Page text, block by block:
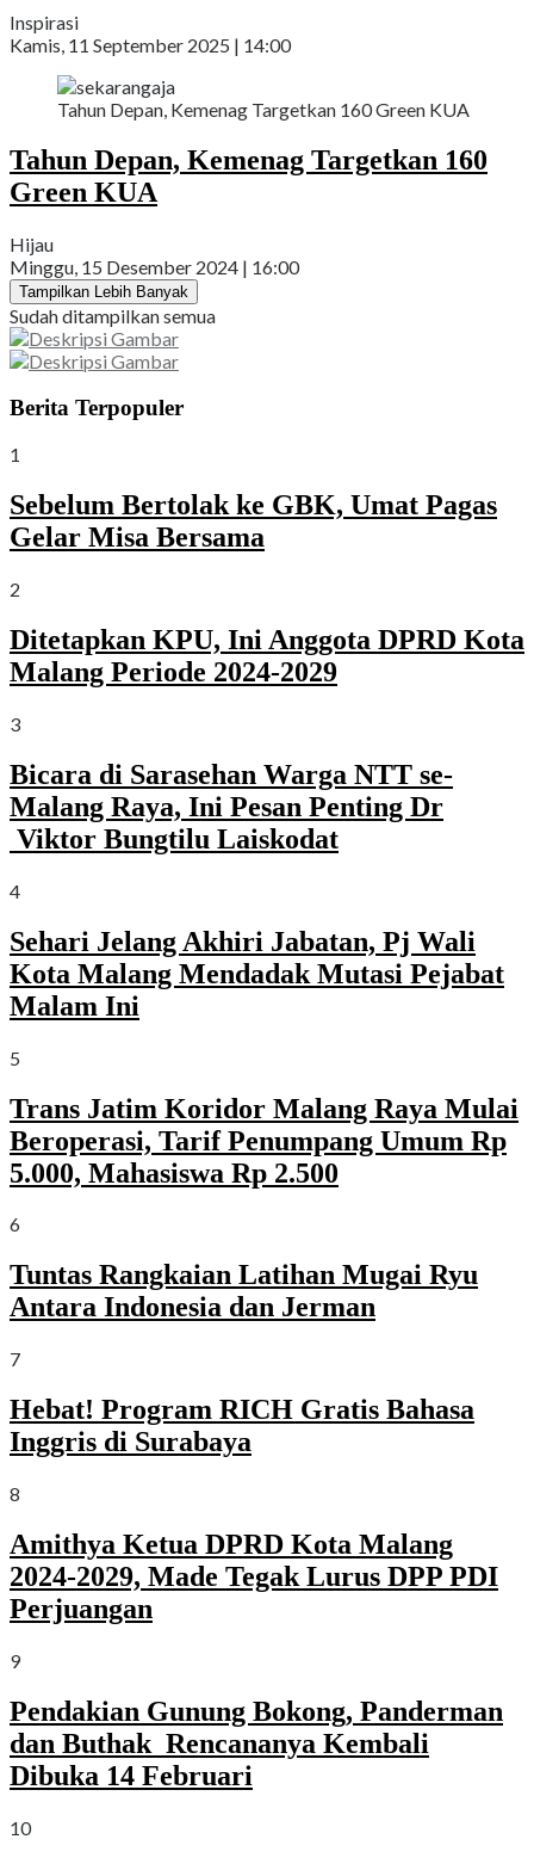
Inspirasi
Kamis, 11 September 2025 | 14:00
Tahun Depan, Kemenag Targetkan 160 Green KUA
Tahun Depan, Kemenag Targetkan 160
Green KUA
Hijau
Minggu, 15 Desember 2024 | 16:00
Tampilkan Lebih Banyak
Sudah ditampilkan semua
Berita Terpopuler
1
Sebelum Bertolak ke GBK, Umat Pagas
Gelar Misa Bersama
2
Ditetapkan KPU, Ini Anggota DPRD Kota
Malang Periode 2024-2029
3
Bicara di Sarasehan Warga NTT se-
Malang Raya, Ini Pesan Penting Dr
Viktor Bungtilu Laiskodat
4
Sehari Jelang Akhiri Jabatan, Pj Wali
Kota Malang Mendadak Mutasi Pejabat
Malam Ini
5
Trans Jatim Koridor Malang Raya Mulai
Beroperasi, Tarif Penumpang Umum Rp
5.000, Mahasiswa Rp 2.500
6
Tuntas Rangkaian Latihan Mugai Ryu
Antara Indonesia dan Jerman
7
Hebat! Program RICH Gratis Bahasa
Inggris di Surabaya
8
Amithya Ketua DPRD Kota Malang
2024-2029, Made Tegak Lurus DPP PDI
Perjuangan
9
Pendakian Gunung Bokong, Panderman
dan Buthak Rencananya Kembali
Dibuka 14 Februari
10